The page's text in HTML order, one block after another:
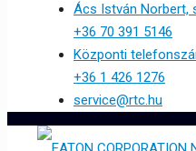
Ács István Norbert,
+36 70 391 5146
Központi
+36 1 426 1276
service@rtc.hu